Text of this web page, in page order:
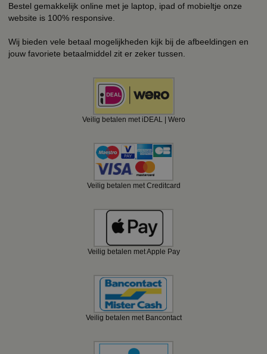
Bestel gemakkelijk online met je laptop, ipad of mobieltje onze
website is 100% responsive.
Wij bieden vele betaal mogelijkheden kijk bij de afbeeldingen en
jouw favoriete betaalmiddel zit er zeker tussen.
Veilig betalen met iDEAL | Wero
Veilig betalen met Creditcard
Veilig betalen met Apple Pay
Veilig betalen met Bancontact